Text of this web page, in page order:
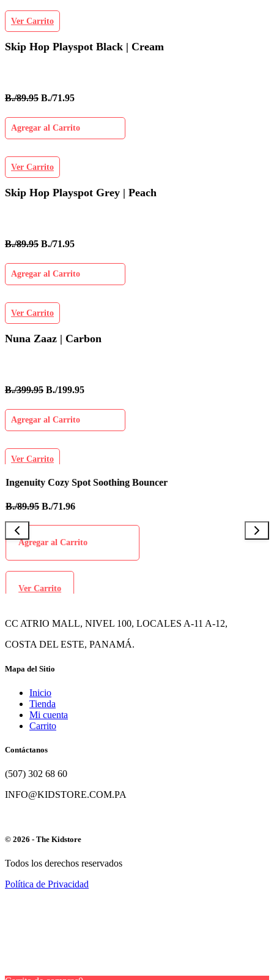
Ver Carrito
Skip Hop Playspot Black | Cream
B./89.95 B./71.95
Agregar al Carrito
Ver Carrito
Skip Hop Playspot Grey | Peach
B./89.95 B./71.95
Agregar al Carrito
Ver Carrito
Nuna Zaaz | Carbon
B./399.95 B./199.95
Agregar al Carrito
Ver Carrito
Ingenuity Cozy Spot Soothing Bouncer
B./89.95 B./71.96
Agregar al Carrito
Ver Carrito
CC ATRIO MALL, NIVEL 100, LOCALES A-11 A-12,
COSTA DEL ESTE, PANAMÁ.
Mapa del Sitio
Inicio
Tienda
Mi cuenta
Carrito
Contáctanos
(507) 302 68 60
INFO@KIDSTORE.COM.PA
© 2026 - The Kidstore
Todos los derechos reservados
Política de Privacidad